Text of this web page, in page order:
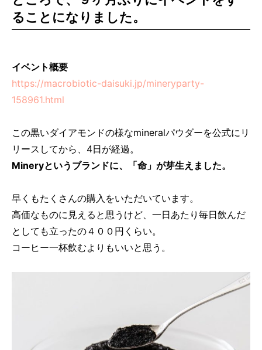
ることになりました。
イベント概要
https://macrobiotic-daisuki.jp/mineryparty-
158961.html
この黒いダイアモンドの様なmineralパウダーを公式にリ
リースしてから、4日が経過。
Mineryというブランドに、「命」が芽生えました。
早くもたくさんの購入をいただいています。
高価なものに見えると思うけど、一日あたり毎日飲んだ
としても立ったの４００円くらい。
コーヒー一杯飲むよりもいいと思う。